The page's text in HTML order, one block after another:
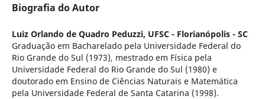
Biografia do Autor
Luiz Orlando de Quadro Peduzzi, UFSC - Florianópolis - SC
Graduação em Bacharelado pela Universidade Federal do
Rio Grande do Sul (1973), mestrado em Física pela
Universidade Federal do Rio Grande do Sul (1980) e
doutorado em Ensino de Ciências Naturais e Matemática
pela Universidade Federal de Santa Catarina (1998).